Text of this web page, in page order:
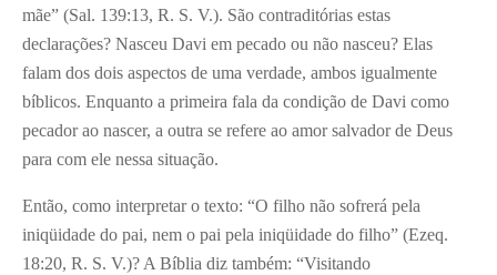
mãe” (Sal. 139:13, R. S. V.). São contraditórias estas
declarações? Nasceu Davi em pecado ou não nasceu? Elas
falam dos dois aspectos de uma verdade, ambos igualmente
bíblicos. Enquanto a primeira fala da condição de Davi como
pecador ao nascer, a outra se refere ao amor salvador de Deus
para com ele nessa situação.
Então, como interpretar o texto: “O filho não sofrerá pela
iniqüidade do pai, nem o pai pela iniqüidade do filho” (Ezeq.
18:20, R. S. V.)? A Bíblia diz também: “Visitando